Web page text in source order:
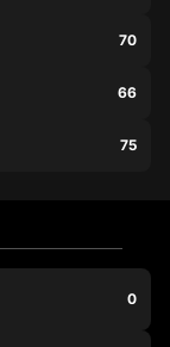
70
66
75
0